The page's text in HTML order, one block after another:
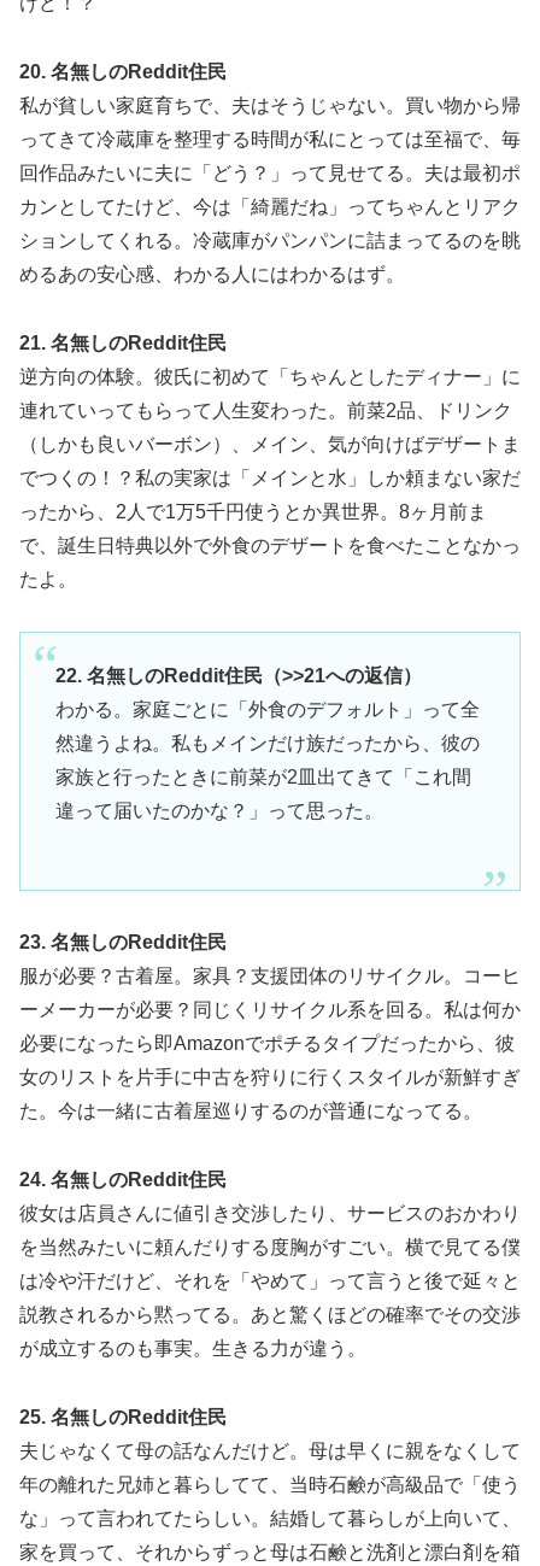
20. 名無しのReddit住民
私が貧しい家庭育ちで、夫はそうじゃない。買い物から帰
ってきて冷蔵庫を整理する時間が私にとっては至福で、毎
回作品みたいに夫に「どう？」って見せてる。夫は最初ポ
カンとしてたけど、今は「綺麗だね」ってちゃんとリアク
ションしてくれる。冷蔵庫がパンパンに詰まってるのを眺
めるあの安心感、わかる人にはわかるはず。
21. 名無しのReddit住民
逆方向の体験。彼氏に初めて「ちゃんとしたディナー」に
連れていってもらって人生変わった。前菜2品、ドリンク
（しかも良いバーボン）、メイン、気が向けばデザートま
でつくの！？私の実家は「メインと水」しか頼まない家だ
ったから、2人で1万5千円使うとか異世界。8ヶ月前ま
で、誕生日特典以外で外食のデザートを食べたことなかっ
たよ。
22. 名無しのReddit住民（>>21への返信）
わかる。家庭ごとに「外食のデフォルト」って全
然違うよね。私もメインだけ族だったから、彼の
家族と行ったときに前菜が2皿出てきて「これ間
違って届いたのかな？」って思った。
23. 名無しのReddit住民
服が必要？古着屋。家具？支援団体のリサイクル。コーヒ
ーメーカーが必要？同じくリサイクル系を回る。私は何か
必要になったら即Amazonでポチるタイプだったから、彼
女のリストを片手に中古を狩りに行くスタイルが新鮮すぎ
た。今は一緒に古着屋巡りするのが普通になってる。
24. 名無しのReddit住民
彼女は店員さんに値引き交渉したり、サービスのおかわり
を当然みたいに頼んだりする度胸がすごい。横で見てる僕
は冷や汗だけど、それを「やめて」って言うと後で延々と
説教されるから黙ってる。あと驚くほどの確率でその交渉
が成立するのも事実。生きる力が違う。
25. 名無しのReddit住民
夫じゃなくて母の話なんだけど。母は早くに親をなくして
年の離れた兄姉と暮らしてて、当時石鹸が高級品で「使う
な」って言われてたらしい。結婚して暮らしが上向いて、
家を買って、それからずっと母は石鹸と洗剤と漂白剤を箱